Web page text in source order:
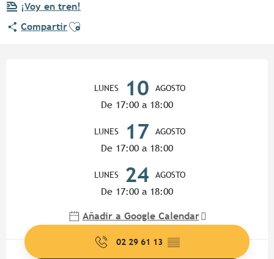
¡Voy en tren!
CompartirAjouter aux favoris
LUNES 10 AGOSTO
De 17:00 a 18:00
LUNES 17 AGOSTO
De 17:00 a 18:00
LUNES 24 AGOSTO
De 17:00 a 18:00
Añadir a Google Calendar
02 29 61 13 ▒▒